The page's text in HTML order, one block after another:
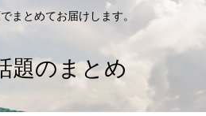
まとめてお届けします。
題のまとめ